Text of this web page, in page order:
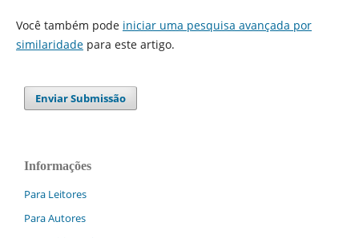
Você também pode iniciar uma pesquisa avançada por
similaridadepara este artigo.
Enviar Submissão
Informações
Para Leitores
Para Autores